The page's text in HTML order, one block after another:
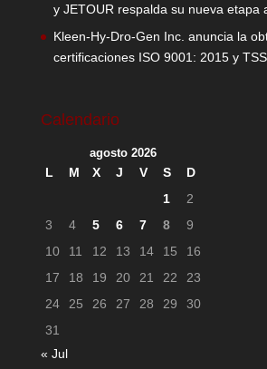
y JETOUR respalda su nueva etapa
Kleen-Hy-Dro-Gen Inc. anuncia la
certificaciones ISO 9001: 2015 y
Calendario
agosto 2026
L M X J V S
D
1
2
3
4 5 6 7 8
9
10
11 12 13 14 15
16
17
18 19 20 21 22
23
24
25 26 27 28 29
30
31
« Jul